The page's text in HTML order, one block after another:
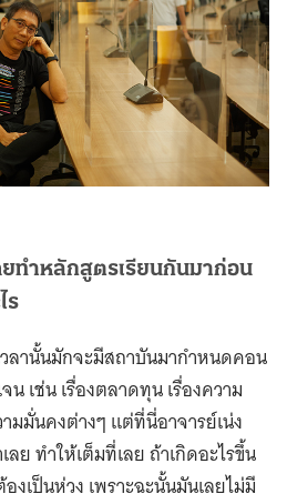
ยทำหลักสูตรเรียนกันมาก่อน
ร
ลานั้นมักจะมีสถาบันมากำหนดคอน
น เช่น เรื่องตลาดทุน เรื่องความ
มมั่นคงต่างๆ แต่ที่นี่อาจารย์เน่ง
ย ทำให้เต็มที่เลย ถ้าเกิดอะไรขึ้น
งเป็นห่วง เพราะฉะนั้นมันเลยไม่มี